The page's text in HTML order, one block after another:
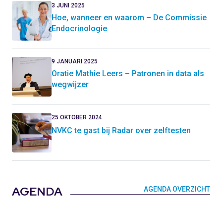
3 JUNI 2025
Hoe, wanneer en waarom – De Commissie
Endocrinologie
9 JANUARI 2025
Oratie Mathie Leers – Patronen in data als
wegwijzer
25 OKTOBER 2024
NVKC te gast bij Radar over zelftesten
AGENDA AGENDA OVERZICHT